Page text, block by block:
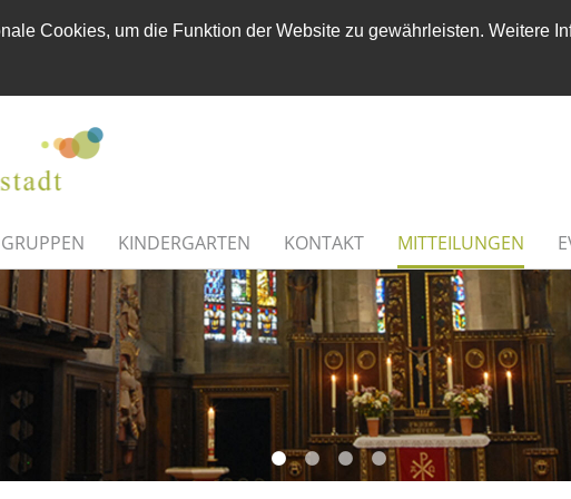
Cookies, um die Funktion der Website zu gewährleisten. Weitere
KINDERGARTEN KONTAKT MITTEILUNGEN